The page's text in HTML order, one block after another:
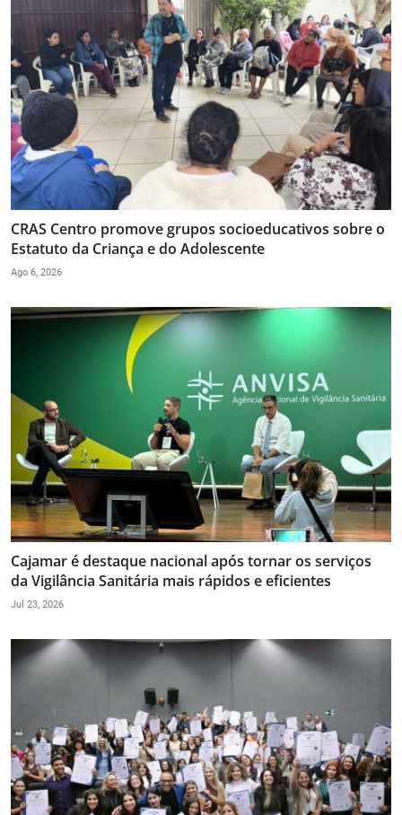
CRAS Centro promove grupos socioeducativos sobre o
Estatuto da Criança e do Adolescente
Ago 6, 2026
Cajamar é destaque nacional após tornar os serviços
da Vigilância Sanitária mais rápidos e eficientes
Jul 23, 2026